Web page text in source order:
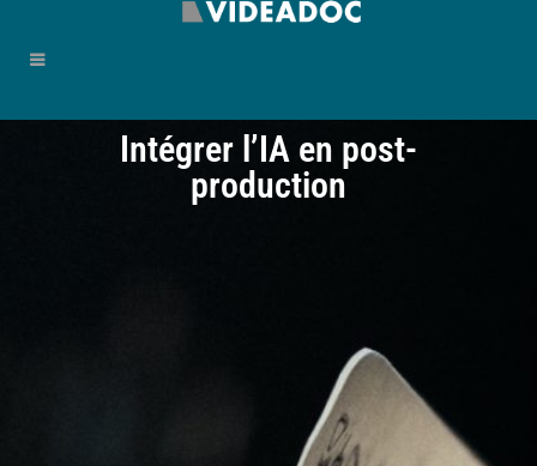
Intégrer l’IA en post-
production